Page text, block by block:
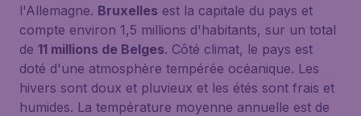
l'Allemagne. Bruxelles est la capitale du pays et
compte environ 1,5 millions d'habitants, sur un total
de 11 millions de Belges. Côté climat, le pays est
doté d'une atmosphère tempérée océanique. Les
hivers sont doux et pluvieux et les étés sont frais et
humides. La température moyenne annuelle est de